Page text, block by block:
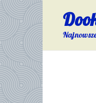
Skip
to
content